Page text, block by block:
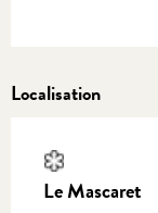
Localisation
Le Mascaret